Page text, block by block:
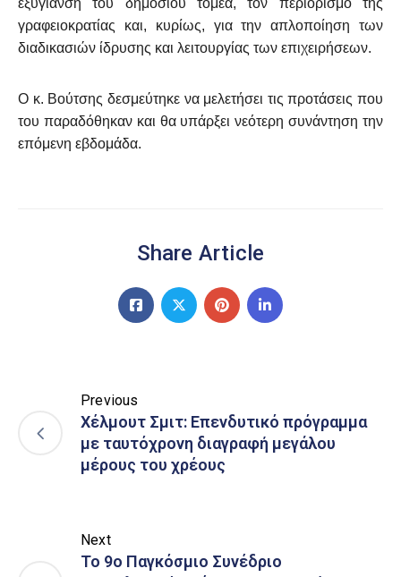
εξυγίανση του δημόσιου τομέα, τον περιορισμό της
γραφειοκρατίας και, κυρίως, για την απλοποίηση των
διαδικασιών ίδρυσης και λειτουργίας των επιχειρήσεων.
Ο κ. Βούτσης δεσμεύτηκε να μελετήσει τις προτάσεις που
του παραδόθηκαν και θα υπάρξει νεότερη συνάντηση την
επόμενη εβδομάδα.
Share Article
Previous
Χέλμουτ Σμιτ: Επενδυτικό πρόγραμμα
με ταυτόχρονη διαγραφή μεγάλου
μέρους του χρέους
Next
Το 9ο Παγκόσμιο Συνέδριο